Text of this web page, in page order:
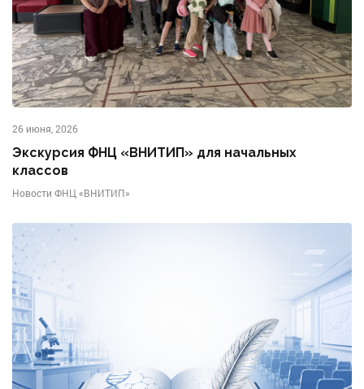
26 июня, 2026
Экскурсия ФНЦ «ВНИТИП» для начальных
классов
Новости ФНЦ «ВНИТИП»